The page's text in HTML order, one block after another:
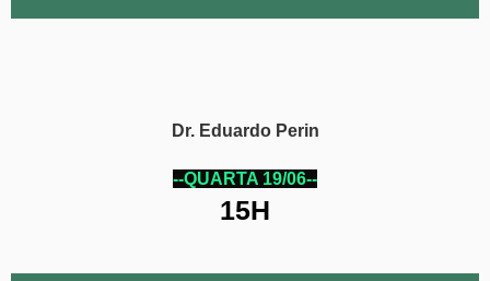
Dr. Eduardo Perin
--QUARTA 19/06--
15H